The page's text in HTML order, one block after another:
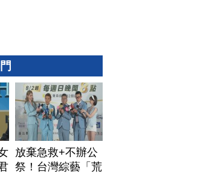
放棄急救+不辦公
祭！台灣綜藝「荒